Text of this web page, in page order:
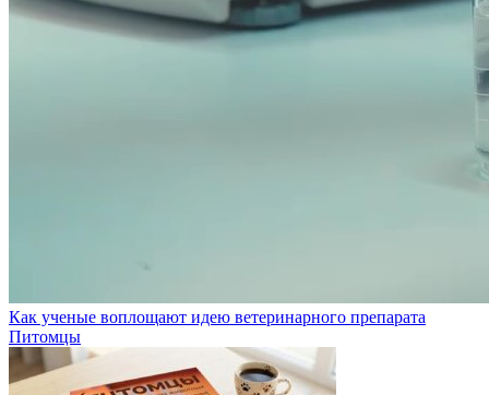
Как ученые воплощают идею ветеринарного препарата
Питомцы